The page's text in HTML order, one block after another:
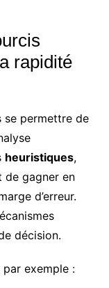
rapidité
se permettre de
heuristiques,
de gagner en
d’erreur.
décision.
exemple :